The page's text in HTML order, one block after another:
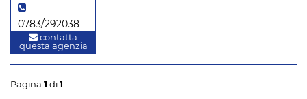
0783/292038
contatta
questa agenzia
Pagina 1 di 1